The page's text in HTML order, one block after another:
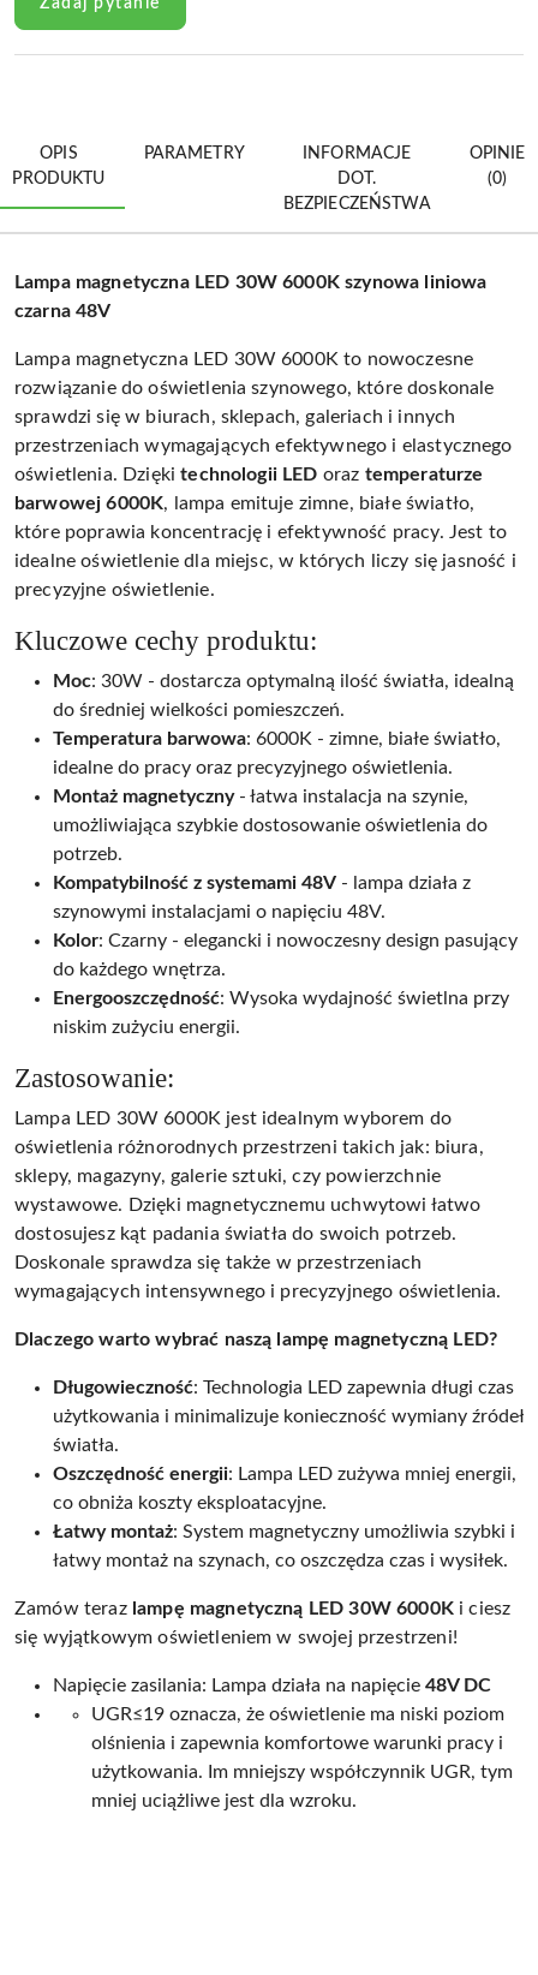
Zadaj pytanie
OPIS
PRODUKTU
PARAMETRY
INFORMACJE
DOT.
BEZPIECZEŃSTWA
OPINIE
(0)
Lampa magnetyczna LED 30W 6000K szynowa liniowa
czarna 48V
Lampa magnetyczna LED 30W 6000K to nowoczesne
rozwiązanie do oświetlenia szynowego, które doskonale
sprawdzi się w biurach, sklepach, galeriach i innych
przestrzeniach wymagających efektywnego i elastycznego
oświetlenia. Dziękitechnologii LED oraz temperaturze
barwowej 6000K, lampa emituje zimne, białe światło,
które poprawia koncentrację i efektywność pracy. Jest to
idealne oświetlenie dla miejsc, w których liczy się jasność i
precyzyjne oświetlenie.
Kluczowe cechy produktu:
Moc: 30W - dostarcza optymalną ilość światła, idealną
do średniej wielkości pomieszczeń.
Temperatura barwowa: 6000K - zimne, białe światło,
idealne do pracy oraz precyzyjnego oświetlenia.
Montaż magnetyczny- łatwa instalacja na szynie,
umożliwiająca szybkie dostosowanie oświetlenia do
potrzeb.
Kompatybilność z systemami 48V - lampa działa z
szynowymi instalacjami o napięciu 48V.
Kolor: Czarny - elegancki i nowoczesny design pasujący
do każdego wnętrza.
Energooszczędność: Wysoka wydajność świetlna przy
niskim zużyciu energii.
Zastosowanie:
Lampa LED 30W 6000K jest idealnym wyborem do
oświetlenia różnorodnych przestrzeni takich jak: biura,
sklepy, magazyny, galerie sztuki, czy powierzchnie
wystawowe. Dzięki magnetycznemu uchwytowi łatwo
dostosujesz kąt padania światła do swoich potrzeb.
Doskonale sprawdza się także w przestrzeniach
wymagających intensywnego i precyzyjnego oświetlenia.
Dlaczego warto wybrać naszą lampę magnetyczną LED?
Długowieczność: Technologia LED zapewnia długi czas
użytkowania i minimalizuje konieczność wymiany źródeł
światła.
Oszczędność energii: Lampa LED zużywa mniej energii,
co obniża koszty eksploatacyjne.
Łatwy montaż: System magnetyczny umożliwia szybki i
łatwy montaż na szynach, co oszczędza czas i wysiłek.
Zamów teraz lampę magnetyczną LED 30W 6000Ki ciesz
się wyjątkowym oświetleniem w swojej przestrzeni!
Napięcie zasilania: Lampa działa na napięcie 48V DC
UGR≤19 oznacza, że oświetlenie ma niski poziom
olśnienia i zapewnia komfortowe warunki pracy i
użytkowania. Im mniejszy współczynnik UGR, tym
mniej uciążliwe jest dla wzroku.